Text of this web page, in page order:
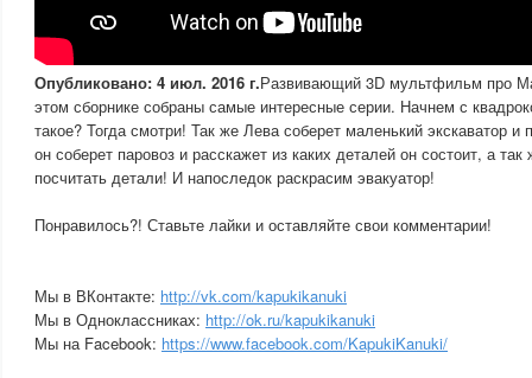
Опубликовано: 4 июл. 2016 г.Развивающий 3D мультфильм про
этом сборнике собраны самые интересные серии. Начнем с
такое? Тогда смотри! Так же Лева соберет маленький экскаватор
он соберет паровоз и расскажет из каких деталей он состоит, а
посчитать детали! И напоследок раскрасим эвакуатор!
Понравилось?! Ставьте лайки и оставляйте свои комментарии!
Мы в ВКонтакте: http://vk.com/kapukikanuki
Мы в Одноклассниках: http://ok.ru/kapukikanuki
Мы на Facebook: https://www.facebook.com/KapukiKanuki/